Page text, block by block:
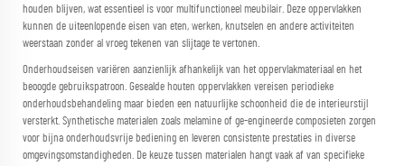
houden blijven, wat essentieel is voor multifunctioneel meubilair. Deze oppervlakken
kunnen de uiteenlopende eisen van eten, werken, knutselen en andere activiteiten
weerstaan zonder al vroeg tekenen van slijtage te vertonen.
Onderhoudseisen variëren aanzienlijk afhankelijk van het oppervlakmateriaal en het
beoogde gebruikspatroon. Gesealde houten oppervlakken vereisen periodieke
onderhoudsbehandeling maar bieden een natuurlijke schoonheid die de interieurstijl
versterkt. Synthetische materialen zoals melamine of ge-engineerde composieten zorgen
voor bijna onderhoudsvrije bediening en leveren consistente prestaties in diverse
omgevingsomstandigheden. De keuze tussen materialen hangt vaak af van specifieke